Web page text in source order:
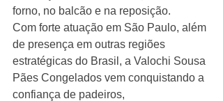
forno, no balcão e na reposição.
Com forte atuação em São Paulo, além
de presença em outras regiões
estratégicas do Brasil, a Valochi Sousa
Pães Congelados vem conquistando a
confiança de padeiros,